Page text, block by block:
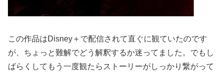
この作品はDisney＋で配信されて直ぐに観ていたのです
が、ちょっと難解でどう解釈するか迷ってました。でもし
ばらくしてもう一度観たらストーリーがしっかり繋がって